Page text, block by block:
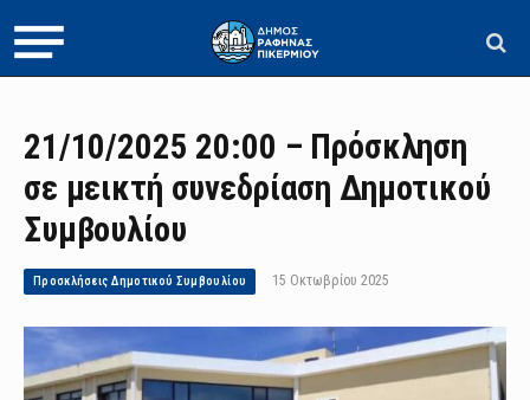
21/10/2025 20:00 – Πρόσκληση
σε μεικτή συνεδρίαση Δημοτικού
Συμβουλίου
Προσκλήσεις Δημοτικού Συμβουλίου 15 Οκτωβρίου 2025